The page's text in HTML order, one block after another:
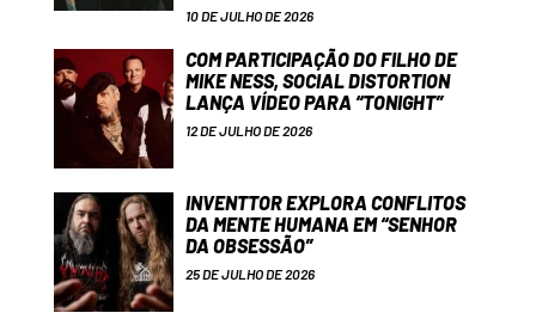
10 DE JULHO DE 2026
COM PARTICIPAÇÃO DO FILHO DE
MIKE NESS, SOCIAL DISTORTION
LANÇA VÍDEO PARA “TONIGHT”
12 DE JULHO DE 2026
INVENTTOR EXPLORA CONFLITOS
DA MENTE HUMANA EM “SENHOR
DA OBSESSÃO”
25 DE JULHO DE 2026